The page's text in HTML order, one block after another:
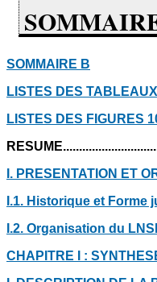
SOMMAIRE B
LISTES DES TABLEAUX
LISTES DES FIGURES
I. PRESENTATION ET
I.1. Historique et Forme
I.2. Organisation du
CHAPITRE I :